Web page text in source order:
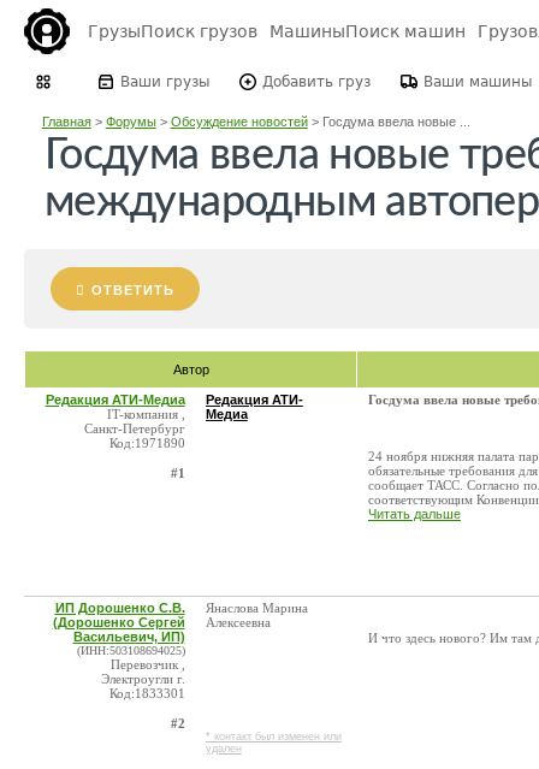
ГрузыПоиск грузов МашиныПоиск машин
Ваши грузы Добавить груз Ваши машины
Главная> Форумы> Обсуждение новостей> Госдума ввела новые ...
Госдума ввела новые
международным
ОТВЕТИТЬ
Автор
Редакция АТИ-Медиа
IT-компания ,
Санкт-Петербург
Код:1971890
#1
Редакция АТИ-
Медиа
Госдума ввела новые
24 ноября нижняя палата
обязательные требования
сообщает ТАСС. Согласно
соответствующим
Читать дальше
ИП Дорошенко С.В.
(Дорошенко Сергей
Васильевич, ИП)
(ИНН:503108694025)
Перевозчик ,
Электроугли г.
Код:1833301
#2
Янаслова Марина
Алексеевна
* контакт был изменен или
удален
И что здесь нового? Им там